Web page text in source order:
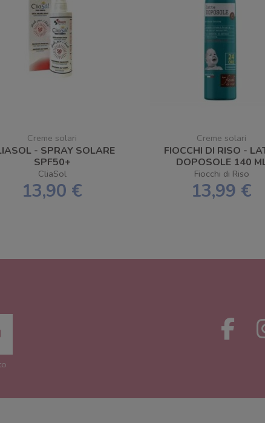
Creme solari
- SPRAY SOLARE
SPF50+
CliaSol
13,90 €
Creme solari
FIOCCHI DI RISO -
DOPOSOLE 140
Fiocchi di Riso
13,99 €